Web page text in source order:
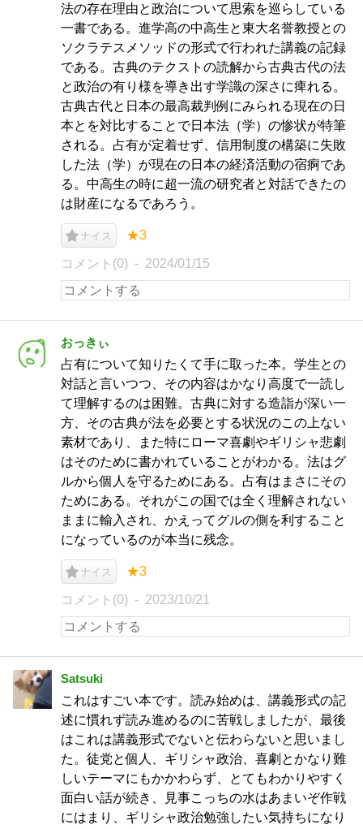
法の存在理由と政治について思索を巡らしている
一書である。進学高の中高生と東大名誉教授との
ソクラテスメソッドの形式で行われた講義の記録
である。古典のテクストの読解から古典古代の法
と政治の有り様を導き出す学識の深さに痺れる。
古典古代と日本の最高裁判例にみられる現在の日
本とを対比することで日本法（学）の惨状が特筆
される。占有が定着せず、信用制度の構築に失敗
した法（学）が現在の日本の経済活動の宿痾であ
る。中高生の時に超一流の研究者と対話できたの
は財産になるであろう。
ナイス ★3
コメント(0) 2024/01/15
おっきぃ
占有について知りたくて手に取った本。学生との
対話と言いつつ、その内容はかなり高度で一読し
て理解するのは困難。古典に対する造詣が深い一
方、その古典が法を必要とする状況のこの上ない
素材であり、また特にローマ喜劇やギリシャ悲劇
はそのために書かれていることがわかる。法はグ
ルから個人を守るためにある。占有はまさにその
ためにある。それがこの国では全く理解されない
ままに輸入され、かえってグルの側を利すること
になっているのが本当に残念。
ナイス ★3
コメント(0) 2023/10/21
Satsuki
これはすごい本です。読み始めは、講義形式の記
述に慣れず読み進めるのに苦戦しましたが、最後
はこれは講義形式でないと伝わらないと思いまし
た。徒党と個人、ギリシャ政治、喜劇とかなり難
しいテーマにもかかわらず、とてもわかりやすく
面白い話が続き、見事こっちの水はあまいぞ作戦
にはまり、ギリシャ政治勉強したい気持ちになり